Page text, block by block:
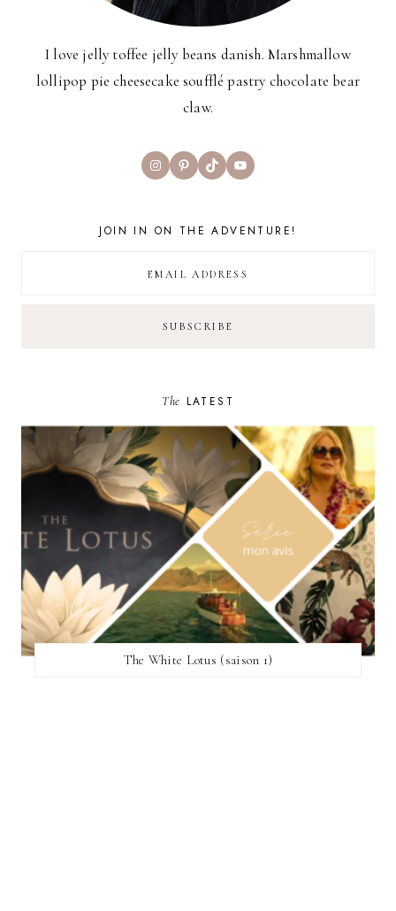
I love jelly toffee jelly beans danish. Marshmallow
lollipop pie cheesecake soufflé pastry chocolate bear
claw.
InstagramPinterest
TikTokYouTube
JOIN IN ON THE ADVENTURE!
The LATEST
The White Lotus (saison 1)